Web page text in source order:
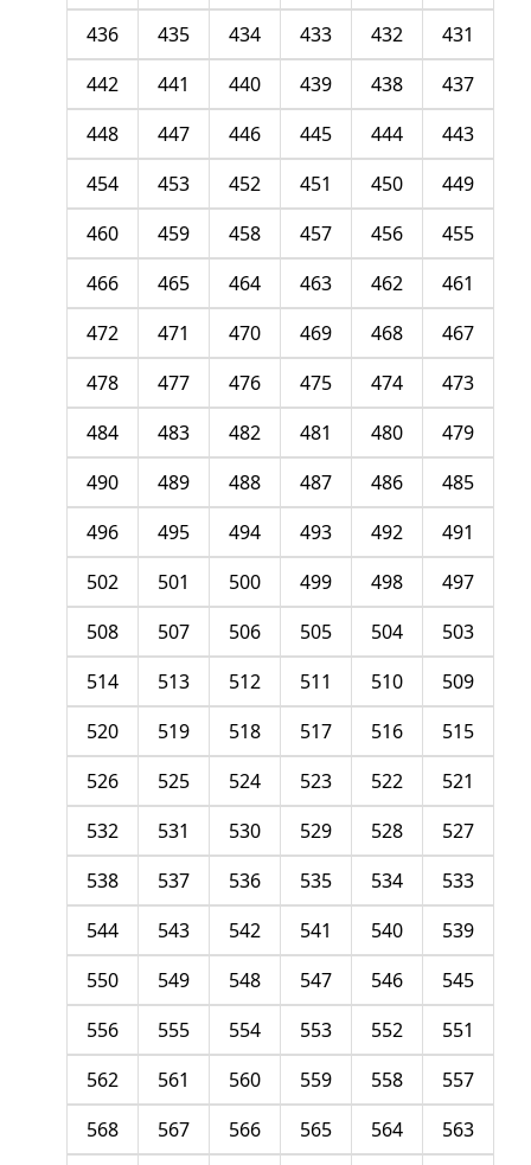
431
432
433
434
435
436
437
438
439
440
441
442
443
444
445
446
447
448
449
450
451
452
453
454
455
456
457
458
459
460
461
462
463
464
465
466
467
468
469
470
471
472
473
474
475
476
477
478
479
480
481
482
483
484
485
486
487
488
489
490
491
492
493
494
495
496
497
498
499
500
501
502
503
504
505
506
507
508
509
510
511
512
513
514
515
516
517
518
519
520
521
522
523
524
525
526
527
528
529
530
531
532
533
534
535
536
537
538
539
540
541
542
543
544
545
546
547
548
549
550
551
552
553
554
555
556
557
558
559
560
561
562
563
564
565
566
567
568